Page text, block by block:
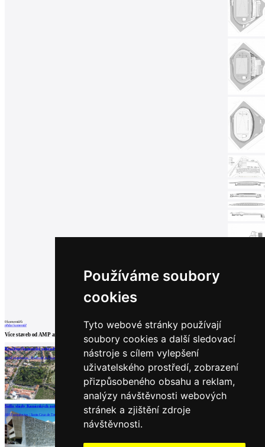
Používáme soubory
cookies
Tyto webové stránky používají
soubory cookies a další sledovací
nástroje s cílem vylepšení
uživatelského prostředí, zobrazení
přizpůsobeného obsahu a reklam,
analýzy návštěvnosti webových
stránek a zjištění zdroje
návštěvnosti.
0komentářů
přidat komentář
Více staveb odAMP arquitectos
Rozšíření botanické zahrady La Orotava
AMP arquitectos | Puerto de la Cruz
Kongresové a umělecké centrum Magma
AMP arquitectos | Adeje
Střední škola Rafaela Arozarena
AMP arquitectos | La Orotava
Sídlo vlády Kanárských ostrovů
AMP arquitectos | Santa Cruz de Tenerife
Partneři